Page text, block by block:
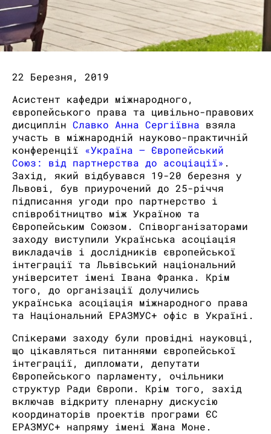
22 Березня, 2019
Асистент кафедри міжнародного,
європейського права та цивільно-правових
дисциплін Славко Анна Сергіївна взяла
участь в міжнародній науково-практичній
конференції «Україна – Європейський
Союз: від партнерства до асоціації» .
Захід, який відбувався 19-20 березня у
Львові, був приурочений до 25-річчя
підписання угоди про партнерство і
співробітництво між Україною та
Європейським Союзом. Співорганізаторами
заходу виступили Українська асоціація
викладачів і дослідників європейської
інтеграції та Львівський національний
університет імені Івана Франка. Крім
того, до організації долучились
українська асоціація міжнародного права
та Національний ЕРАЗМУС+ офіс в Україні.
Спікерами заходу були провідні науковці,
що цікавляться питаннями європейської
інтеграції, дипломати, депутати
Європейського парламенту, очільники
структур Ради Європи. Крім того, захід
включав відкриту пленарну дискусію
координаторів проектів програми ЄС
ЕРАЗМУС+ напряму імені Жана Моне.